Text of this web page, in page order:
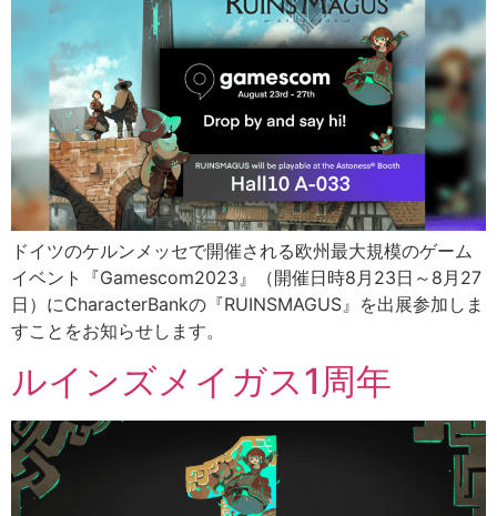
ドイツのケルンメッセで開催される欧州最大規模のゲーム
イベント『Gamescom2023』（開催日時8月23日～8月27
日）にCharacterBankの『RUINSMAGUS』を出展参加しま
すことをお知らせします。
ルインズメイガス1周年